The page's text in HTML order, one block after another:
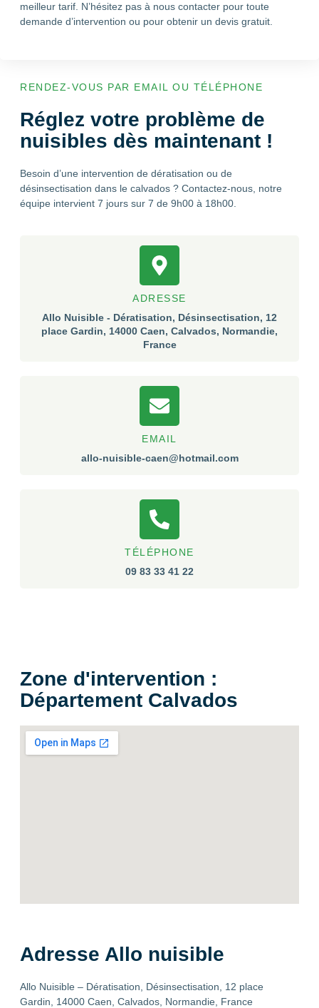
meilleur tarif. N’hésitez pas à nous contacter pour toute
demande d’intervention ou pour obtenir un devis gratuit.
RENDEZ-VOUS PAR EMAIL OU TÉLÉPHONE
Réglez votre problème de
nuisibles dès maintenant !
Besoin d’une intervention de dératisation ou de
désinsectisation dans le calvados ? Contactez-nous, notre
équipe intervient 7 jours sur 7 de 9h00 à 18h00.
ADRESSE
Allo Nuisible - Dératisation, Désinsectisation, 12
place Gardin, 14000 Caen, Calvados, Normandie,
France
EMAIL
allo-nuisible-caen@hotmail.com
TÉLÉPHONE
09 83 33 41 22
Zone d'intervention :
Département Calvados
Adresse Allo nuisible
Allo Nuisible – Dératisation, Désinsectisation, 12 place
Gardin, 14000 Caen, Calvados, Normandie, France